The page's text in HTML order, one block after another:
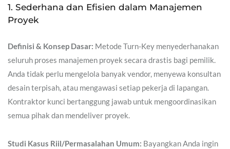
1. Sederhana dan Efisien dalam Manajemen
Proyek
Definisi & Konsep Dasar: Metode Turn-Key menyederhanakan
seluruh proses manajemen proyek secara drastis bagi pemilik.
Anda tidak perlu mengelola banyak vendor, menyewa konsultan
desain terpisah, atau mengawasi setiap pekerja di lapangan.
Kontraktor kunci bertanggung jawab untuk mengoordinasikan
semua pihak dan mendeliver proyek.
Studi Kasus Riil/Permasalahan Umum: Bayangkan Anda ingin